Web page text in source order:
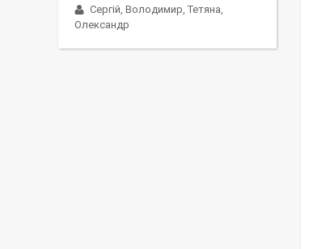
Сергій, Володимир, Тетяна,
Олександр